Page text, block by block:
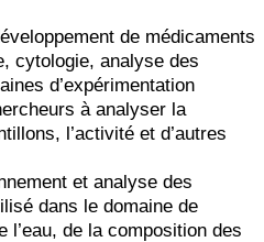
de médicaments
cytologie, analyse des
d’expérimentation
à analyser la
l’activité et d’autres
et analyse des
dans le domaine de
l’eau, de la composition des